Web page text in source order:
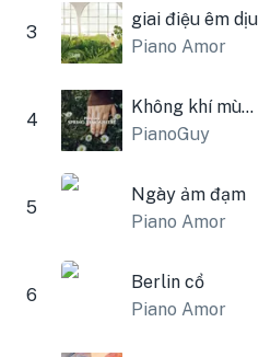
3
giai điệu êm dịu
Piano Amor
4
Không khí mùa xuân
PianoGuy
5
Ngày ảm đạm
Piano Amor
6
Berlin cổ
Piano Amor